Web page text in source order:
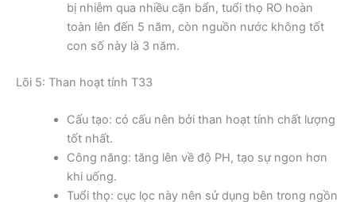
bị nhiễm qua nhiều cặn bẩn, tuổi thọ RO hoàn
toàn lên đến 5 năm, còn nguồn nước không tốt
con số này là 3 năm.
Lõi 5: Than hoạt tính T33
Cấu tạo: có cấu nên bởi than hoạt tính chất lượng
tốt nhất.
Công năng: tăng lên về độ PH, tạo sự ngon hơn
khi uống.
Tuổi thọ: cục lọc này nên sử dụng bên trong ngồn